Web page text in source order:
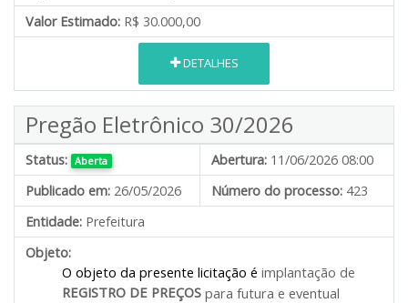
Valor Estimado: R$ 30.000,00
DETALHES
Pregão Eletrônico 30/2026
Status: Aberta Abertura: 11/06/2026 08:00
Publicado em: 26/05/2026 Número do processo: 423
Entidade: Prefeitura
Objeto:
O objeto da presente licitação é implantação de
REGISTRO DE PREÇOS para futura e eventual